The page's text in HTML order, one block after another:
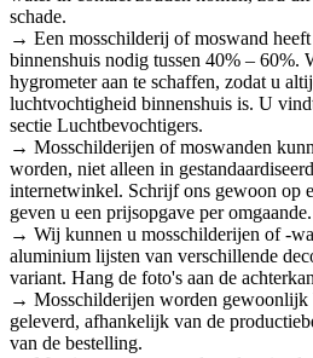
schade.
→ Een mosschilderij of moswand
binnenshuis nodig tussen 40% – 60%.
hygrometer aan te schaffen, zodat u
luchtvochtigheid binnenshuis is. U
sectie Luchtbevochtigers.
→ Mosschilderijen of moswanden
worden, niet alleen in
internetwinkel. Schrijf ons gewoon op
geven u een prijsopgave per omgaande.
→ Wij kunnen u mosschilderijen of -
aluminium lijsten van verschillende
variant. Hang de foto's aan de
→ Mosschilderijen worden gewoonlijk
geleverd, afhankelijk van de
van de bestelling.